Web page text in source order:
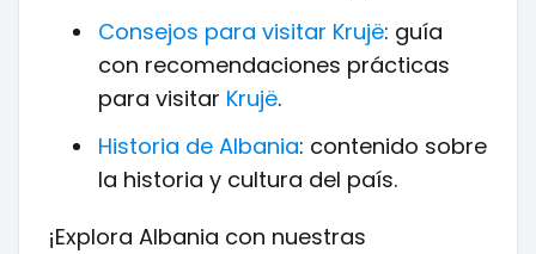
Consejos para visitar Krujë: guía
con recomendaciones prácticas
para visitar Krujë.
Historia de Albania: contenido sobre
la historia y cultura del país.
¡Explora Albania con nuestras